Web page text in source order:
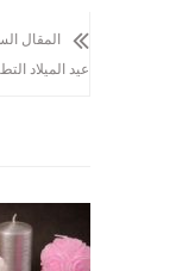
المقال
عيد الميلاد